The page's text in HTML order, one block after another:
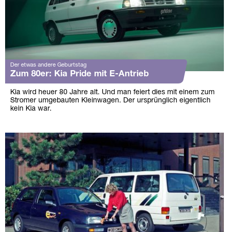
Der etwas andere Geburtstag
Zum 80er: Kia Pride mit E-Antrieb
Kia wird heuer 80 Jahre alt. Und man feiert dies mit einem zum
Stromer umgebauten Kleinwagen. Der ursprünglich eigentlich
kein Kia war.